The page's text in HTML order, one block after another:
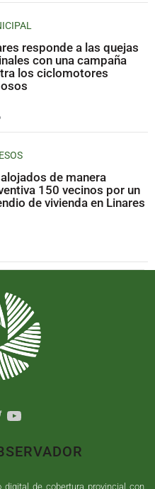
responde a las quejas
con una campaña
los ciclomotores
de manera
150 vecinos por un
de vivienda en Linares
digital de cobertura provincial con